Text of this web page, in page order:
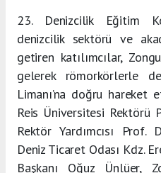
23. Denizcilik Eğitim
denizcilik sektörü ve
getiren katılımcılar,
gelerek römorkörlerle
Limanı’na doğru
Reis Üniversitesi Rektörü
Rektör Yardımcısı Prof.
Deniz Ticaret Odası Kdz.
Başkanı Oğuz Ünlüer,